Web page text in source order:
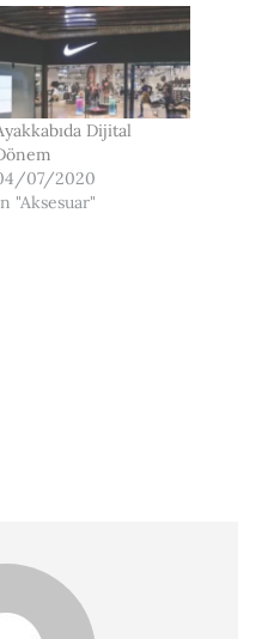
Dijital
07/2020
"Aksesuar"